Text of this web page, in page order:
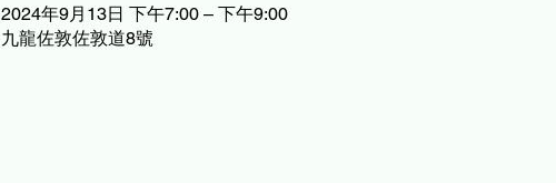
2024年9月13日 下午7:00 – 下午9:00
九龍佐敦佐敦道8號